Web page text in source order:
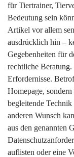
für Tiertrainer,
Bedeutung sein
Artikel vor allem
ausdrücklich hin –
Gegebenheiten für
rechtliche
Erfordernisse.
Homepage,
begleitende
anderen Wunsch
aus den genannten
auflisten oder eine